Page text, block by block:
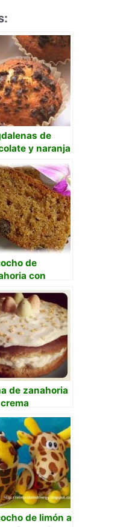
de
y naranja
aceite de oliva
de
con
integral y
de zanahoria
al
de limón a